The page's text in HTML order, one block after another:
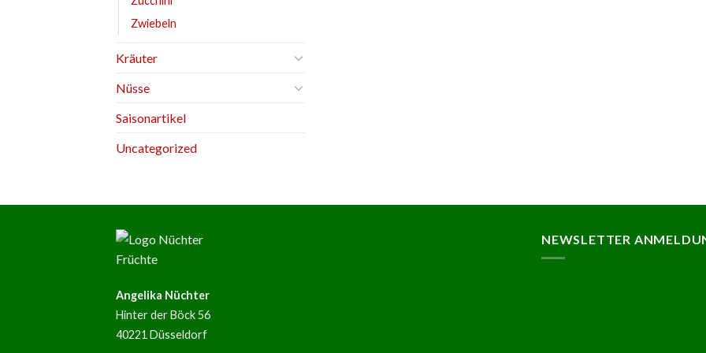
Zwiebeln
Kräuter
Nüsse
Saisonartikel
Uncategorized
Angelika Nüchter
Hinter der Böck 56
40221 Düsseldorf
NEWSLETTER